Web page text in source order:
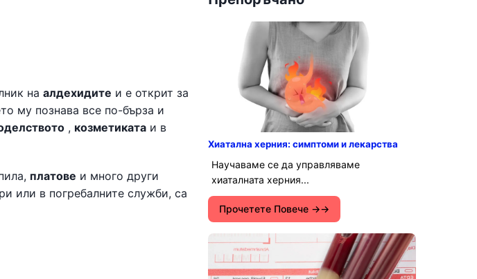
на алдехидите и е открит за
му познава все по-бърза и
, козметиката и в
платове и много други
или в погребалните служби, са
Хиатална херния: симптоми и лекарства
Научаваме се да управляваме
хиаталната херния...
Прочетете Повече →